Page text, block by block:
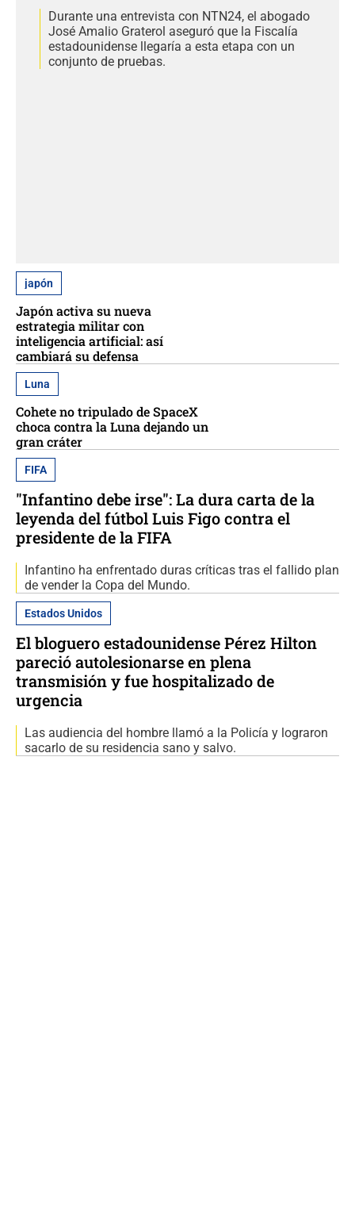
Durante una entrevista con NTN24, el abogado
José Amalio Graterol aseguró que la Fiscalía
estadounidense llegaría a esta etapa con un
conjunto de pruebas.
japón
Japón activa su nueva
estrategia militar con
inteligencia artificial: así
cambiará su defensa
Luna
Cohete no tripulado de SpaceX
choca contra la Luna dejando un
gran cráter
FIFA
"Infantino debe irse": La dura carta de la
leyenda del fútbol Luis Figo contra el
presidente de la FIFA
Infantino ha enfrentado duras críticas tras el fallido plan
de vender la Copa del Mundo.
Estados Unidos
El bloguero estadounidense Pérez Hilton
pareció autolesionarse en plena
transmisión y fue hospitalizado de
urgencia
Las audiencia del hombre llamó a la Policía y lograron
sacarlo de su residencia sano y salvo.